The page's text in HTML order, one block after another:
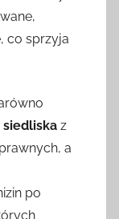
co sprzyja
siedliska z
a
po